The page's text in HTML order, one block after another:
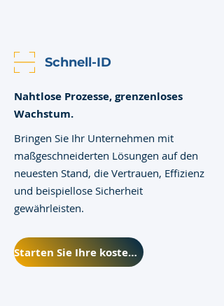
Schnell-ID
Nahtlose Prozesse, grenzenloses
Wachstum.
Bringen Sie Ihr Unternehmen mit
maßgeschneiderten Lösungen auf den
neuesten Stand, die Vertrauen, Effizienz
und beispiellose Sicherheit
gewährleisten.
Starten Sie Ihre kostenlose Testversion